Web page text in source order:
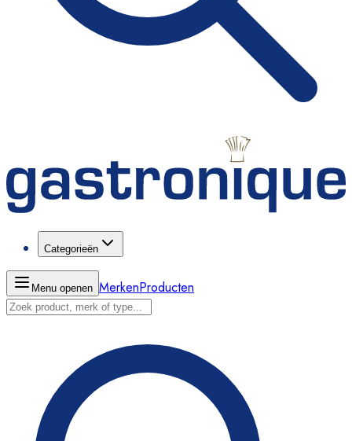
Categorieën
Menu openen MerkenProducten